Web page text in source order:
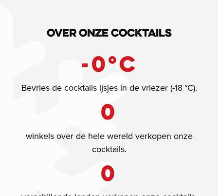
Over onze cocktails
-0°C
Bevries de cocktails ijsjes in de vriezer (-18 °C).
0
winkels over de hele wereld verkopen onze
cocktails.
0